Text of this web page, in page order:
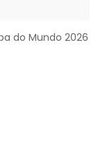
do Mundo 2026